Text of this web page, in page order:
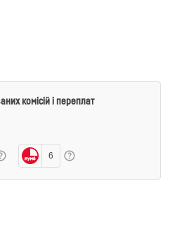
комісій і переплат
6